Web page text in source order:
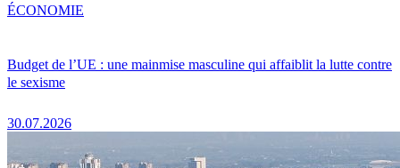
Budget de l’UE : une mainmise masculine qui affaiblit la lutte contre
le sexisme
30.07.2026
ÉCONOMIE